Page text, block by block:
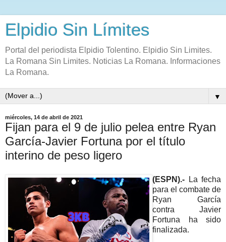
Elpidio Sin Límites
Portal del periodista Elpidio Tolentino. Elpidio Sin Limites.
La Romana Sin Limites. Noticias La Romana. Informaciones
La Romana.
▼
miércoles, 14 de abril de 2021
Fijan para el 9 de julio pelea entre Ryan
García-Javier Fortuna por el título
interino de peso ligero
(ESPN).-
La fecha
para el combate de
Ryan García
contra Javier
Fortuna ha sido
finalizada.